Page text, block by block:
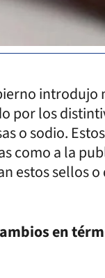
por los
o sodio.
como a la
estos sellos
en